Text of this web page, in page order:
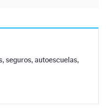
seguros, autoescuelas,